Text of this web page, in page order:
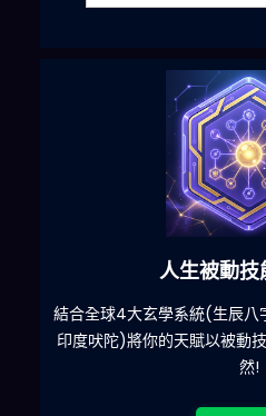
人生被動技
結合全球4大玄學系統(生辰八
印度吠陀)將你的天賦以被動
然!